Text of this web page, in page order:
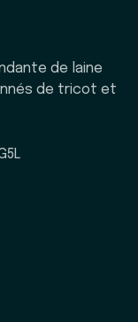
de laine
de tricot et